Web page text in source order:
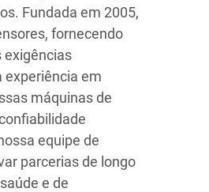
Fundada em 2005,
fornecendo
exigências
experiência em
máquinas de
equipe de
parcerias de longo
e de